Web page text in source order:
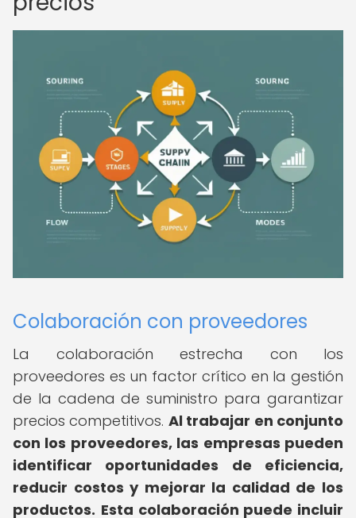
Colaboración con proveedores
La colaboración estrecha con los
proveedores es un factor crítico en la gestión
de la cadena de suministro para garantizar
precios competitivos. Al trabajar en conjunto
con los proveedores, las empresas pueden
identificar oportunidades de eficiencia,
reducir costos y mejorar la calidad de los
productos. Esta colaboración puede incluir